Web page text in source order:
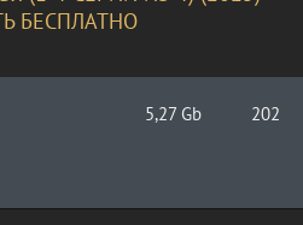
БЕСПЛАТНО
5,27 Gb 202